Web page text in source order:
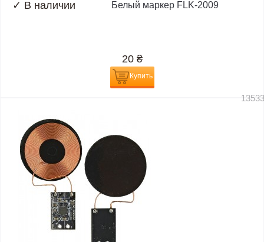
✓ В наличии Белый маркер FLK-2009
20 ₴
Купить